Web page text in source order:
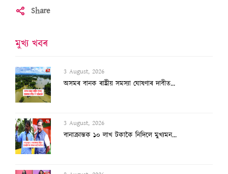
Share
মুখ্য খবৰ
3 August, 2026
অসমৰ বানক ৰাষ্ট্ৰীয় সমস্যা ঘোষণাৰ দাবীত...
3 August, 2026
বানাক্ৰান্তক ১০ লাখ টকাকৈ নিদিলে মুখ্যমন...